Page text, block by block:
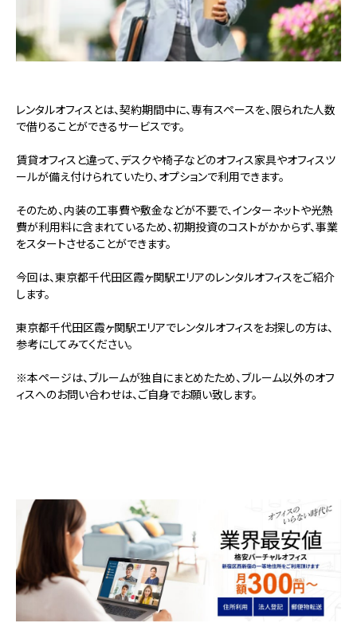
レンタルオフィスとは、契約期間中に、専有スペースを、限られた人数
で借りることができるサービスです。
賃貸オフィスと違って、デスクや椅子などのオフィス家具やオフィスツ
ールが備え付けられていたり、オプションで利用できます。
そのため、内装の工事費や敷金などが不要で、インターネットや光熱
費が利用料に含まれているため、初期投資のコストがかからず、事業
をスタートさせることができます。
今回は、東京都千代田区霞ヶ関駅エリアのレンタルオフィスをご紹介
します。
東京都千代田区霞ヶ関駅エリアでレンタルオフィスをお探しの方は、
参考にしてみてください。
※本ページは、ブルームが独自にまとめたため、ブルーム以外のオフ
ィスへのお問い合わせは、ご自身でお願い致します。